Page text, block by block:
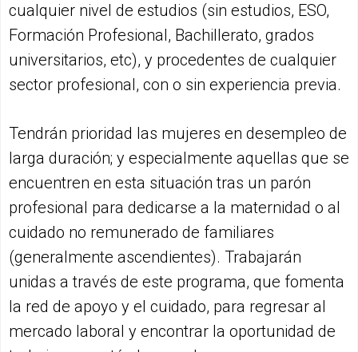
cualquier nivel de estudios (sin estudios, ESO,
Formación Profesional, Bachillerato, grados
universitarios, etc), y procedentes de cualquier
sector profesional, con o sin experiencia previa.
Tendrán prioridad las mujeres en desempleo de
larga duración; y especialmente aquellas que se
encuentren en esta situación tras un parón
profesional para dedicarse a la maternidad o al
cuidado no remunerado de familiares
(generalmente ascendientes). Trabajarán
unidas a través de este programa, que fomenta
la red de apoyo y el cuidado, para regresar al
mercado laboral y encontrar la oportunidad de